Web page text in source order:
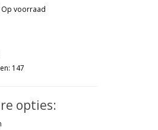
voorraad
147
opties: